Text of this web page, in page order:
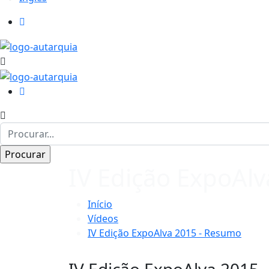
Início
Vídeos
IV Edição ExpoAlva 2015 - Resumo